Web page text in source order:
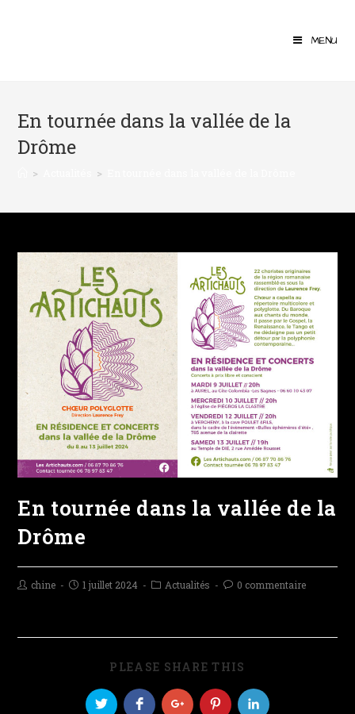
MENU
En tournée dans la vallée de la
Drôme
> >
En tournée dans la vallée de la
Drôme
chine 1 juillet 2024 Actualités 0 commentaire
PLEASE SHARE THIS